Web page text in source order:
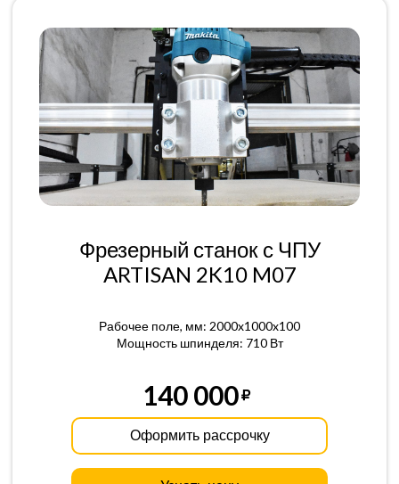
Фрезерный станок с ЧПУ
ARTISAN 2K10 M07
Рабочее поле, мм: 2000x1000x100
Мощность шпинделя: 710 Вт
140 000
Оформить рассрочку